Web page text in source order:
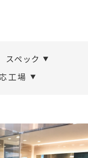
スペック
工場